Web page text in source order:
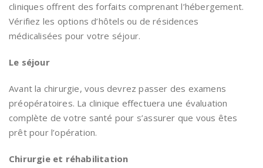
cliniques offrent des forfaits comprenant l’hébergement.
Vérifiez les options d’hôtels ou de résidences
médicalisées pour votre séjour.
Le séjour
Avant la chirurgie, vous devrez passer des examens
préopératoires. La clinique effectuera une évaluation
complète de votre santé pour s’assurer que vous êtes
prêt pour l’opération.
Chirurgie et réhabilitation